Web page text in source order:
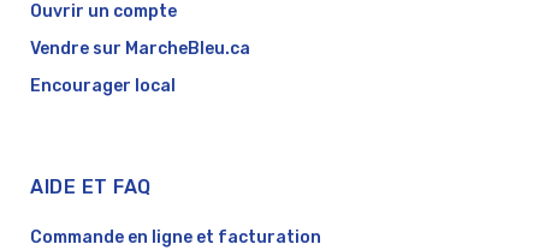
Ouvrir un compte
Vendre sur MarcheBleu.ca
Encourager local
AIDE ET FAQ
Commande en ligne et facturation